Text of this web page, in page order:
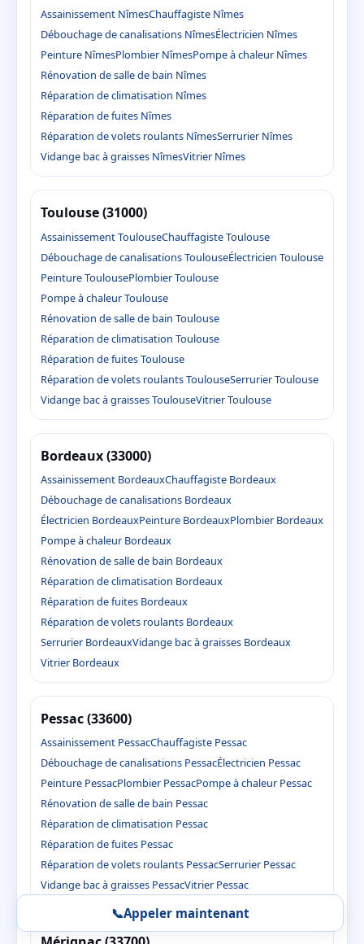
Assainissement NîmesChauffagiste Nîmes
Débouchage de canalisations NîmesÉlectricien Nîmes
Peinture NîmesPlombier NîmesPompe à chaleur Nîmes
Rénovation de salle de bain Nîmes
Réparation de climatisation Nîmes
Réparation de fuites Nîmes
Réparation de volets roulants NîmesSerrurier Nîmes
Vidange bac à graisses NîmesVitrier Nîmes
Toulouse (31000)
Assainissement ToulouseChauffagiste Toulouse
Débouchage de canalisations ToulouseÉlectricien Toulouse
Peinture ToulousePlombier Toulouse
Pompe à chaleur Toulouse
Rénovation de salle de bain Toulouse
Réparation de climatisation Toulouse
Réparation de fuites Toulouse
Réparation de volets roulants ToulouseSerrurier Toulouse
Vidange bac à graisses ToulouseVitrier Toulouse
Bordeaux (33000)
Assainissement BordeauxChauffagiste Bordeaux
Débouchage de canalisations Bordeaux
Électricien BordeauxPeinture BordeauxPlombier Bordeaux
Pompe à chaleur Bordeaux
Rénovation de salle de bain Bordeaux
Réparation de climatisation Bordeaux
Réparation de fuites Bordeaux
Réparation de volets roulants Bordeaux
Serrurier BordeauxVidange bac à graisses Bordeaux
Vitrier Bordeaux
Pessac (33600)
Assainissement PessacChauffagiste Pessac
Débouchage de canalisations PessacÉlectricien Pessac
Peinture PessacPlombier PessacPompe à chaleur Pessac
Rénovation de salle de bain Pessac
Réparation de climatisation Pessac
Réparation de fuites Pessac
Réparation de volets roulants PessacSerrurier Pessac
Vidange bac à graisses PessacVitrier Pessac
📞Appeler maintenant